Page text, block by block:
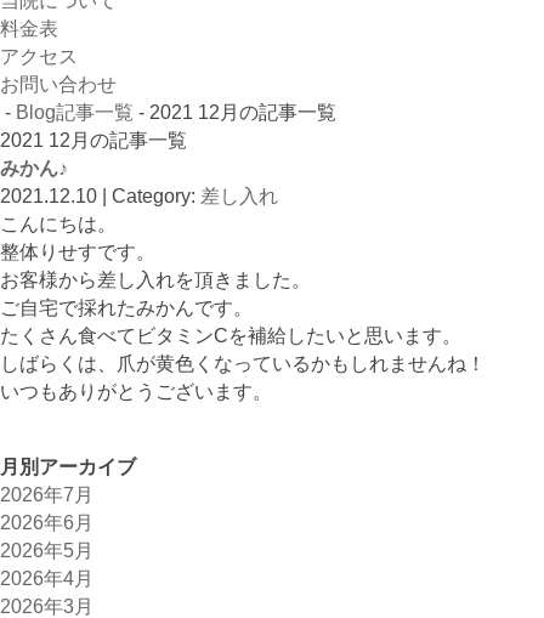
料金表
アクセス
お問い合わせ
- Blog記事一覧 - 2021 12月の記事一覧
2021 12月の記事一覧
みかん♪
2021.12.10 | Category: 差し入れ
こんにちは。
整体りせすです。
お客様から差し入れを頂きました。
ご自宅で採れたみかんです。
たくさん食べてビタミンCを補給したいと思います。
しばらくは、爪が黄色くなっているかもしれませんね！
いつもありがとうございます。
月別アーカイブ
2026年7月
2026年6月
2026年5月
2026年4月
2026年3月